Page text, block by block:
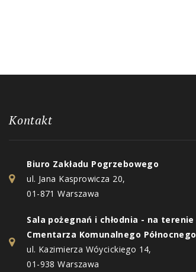
Kontakt
Biuro Zakładu Pogrzebowego
ul. Jana Kasprowicza 20,
01-871 Warszawa
Sala pożegnań i chłodnia - na terenie
Cmentarza Komunalnego Północnego
ul. Kazimierza Wóycickiego 14,
01-938 Warszawa